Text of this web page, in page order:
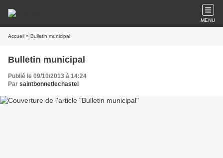
MENU
Accueil » Bulletin municipal
Bulletin municipal
Publié le 09/10/2013 à 14:24
Par saintbonnetlechastel